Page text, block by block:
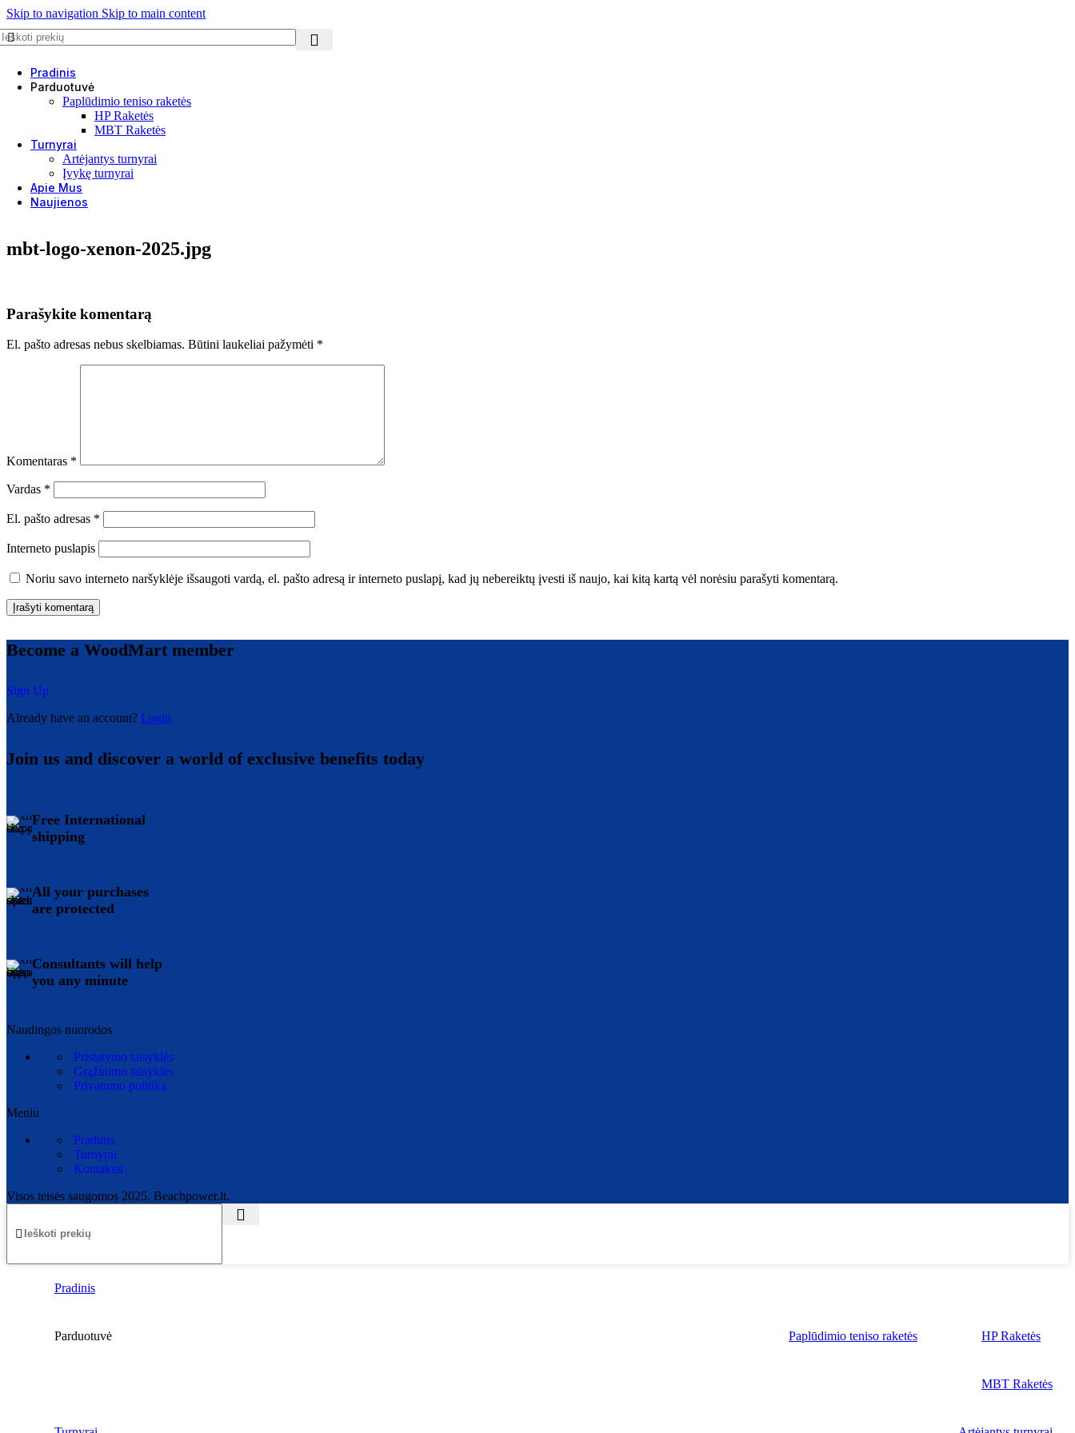
Skip to navigation Skip to main content
Pradinis
Parduotuvė
Paplūdimio teniso raketės
HP Raketės
MBT Raketės
Turnyrai
Artėjantys turnyrai
Įvykę turnyrai
Apie Mus
Naujienos
mbt-logo-xenon-2025.jpg
Parašykite komentarą
El. pašto adresas nebus skelbiamas. Būtini laukeliai pažymėti *
Komentaras *
Vardas *
El. pašto adresas *
Interneto puslapis
Noriu savo interneto naršyklėje išsaugoti vardą, el. pašto adresą ir interneto puslapį, kad jų nebereiktų įvesti iš naujo, kai kitą kartą vėl norėsiu parašyti komentarą.
Become a WoodMart member
Sign Up
Already have an account? Login
Join us and discover a world of exclusive benefits today
Free International
shipping
All your purchases
are protected
Consultants will help
you any minute
Naudingos nuorodos
Pristatymo taisyklės
Grąžinimo taisyklės
Privatumo politika
Meniu
Pradinis
Turnyrai
Kontaktai
Visos teisės saugomos 2025. Beachpower.lt.
Pradinis
Parduotuvė Paplūdimio teniso raketės HP Raketės
MBT Raketės